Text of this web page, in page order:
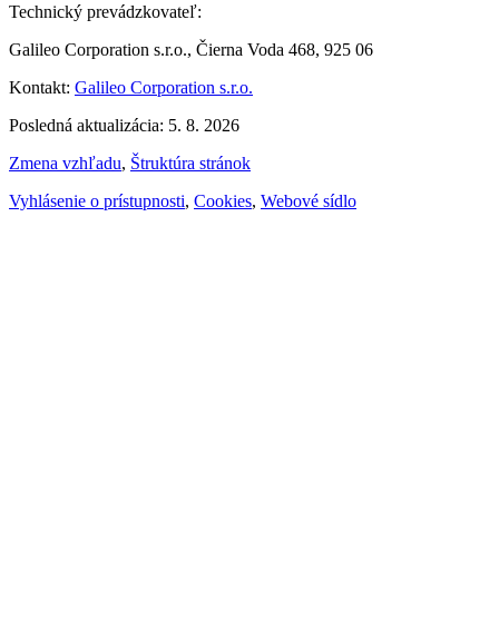
Technický prevádzkovateľ:
Galileo Corporation s.r.o., Čierna Voda 468, 925 06
Kontakt: Galileo Corporation s.r.o.
Posledná aktualizácia: 5. 8. 2026
Zmena vzhľadu, Štruktúra stránok
Vyhlásenie o prístupnosti, Cookies, Webové sídlo